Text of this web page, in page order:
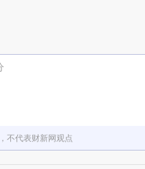
不代表财新网观点